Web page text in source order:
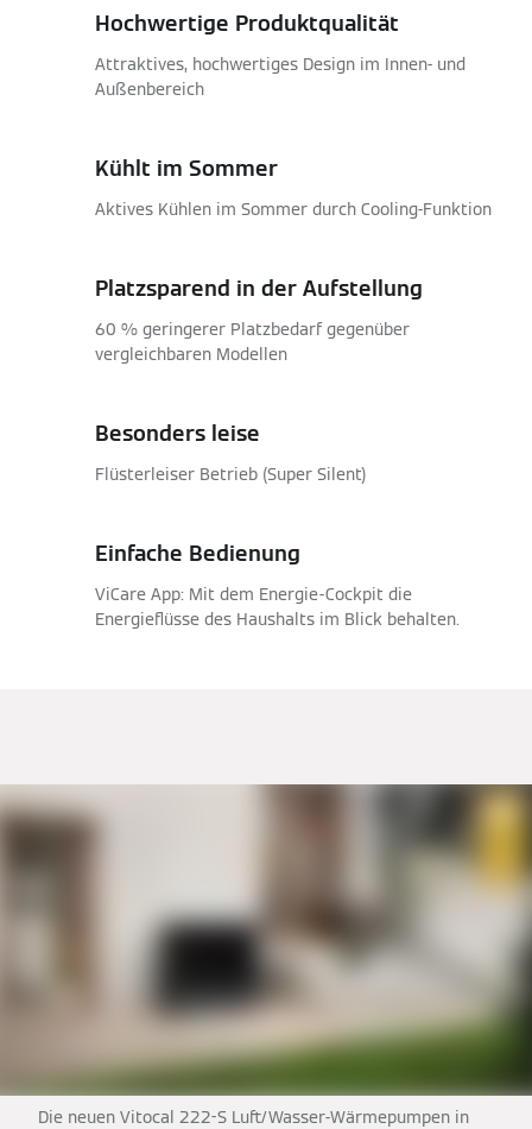
Hochwertige Produktqualität
Attraktives, hochwertiges Design im Innen- und
Außenbereich
Kühlt im Sommer
Aktives Kühlen im Sommer durch Cooling-Funktion
Platzsparend in der Aufstellung
60 % geringerer Platzbedarf gegenüber
vergleichbaren Modellen
Besonders leise
Flüsterleiser Betrieb (Super Silent)
Einfache Bedienung
ViCare App: Mit dem Energie-Cockpit die
Energieflüsse des Haushalts im Blick behalten.
Die neuen Vitocal 222-S Luft/Wasser-Wärmepumpen in